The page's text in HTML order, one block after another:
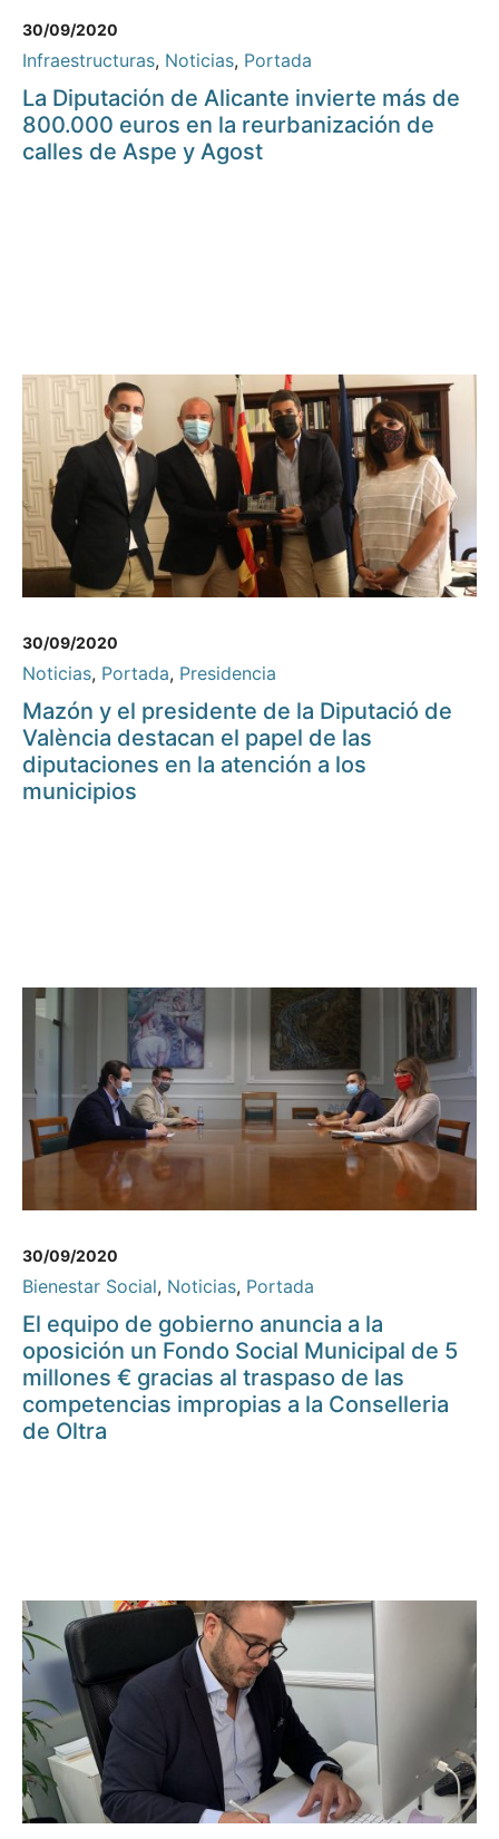
30/09/2020
Infraestructuras, Noticias, Portada
La Diputación de Alicante invierte más de
800.000 euros en la reurbanización de
calles de Aspe y Agost
30/09/2020
Noticias, Portada, Presidencia
Mazón y el presidente de la Diputació de
València destacan el papel de las
diputaciones en la atención a los
municipios
30/09/2020
Bienestar Social, Noticias, Portada
El equipo de gobierno anuncia a la
oposición un Fondo Social Municipal de 5
millones € gracias al traspaso de las
competencias impropias a la Conselleria
de Oltra